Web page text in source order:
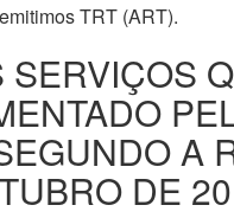
TRT (ART).
A
DE